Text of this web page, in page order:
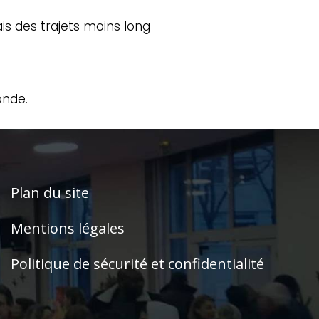
des trajets moins long
Plan du site
Mentions légales
Politique de sécurité et confidentialité